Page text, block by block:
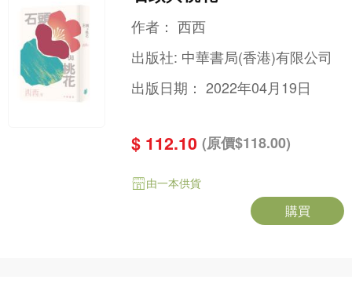
作者：西西
出版社: 中華書局(香港)有限公司
出版日期：2022年04月19日
$ 112.10 (原價$118.00)
由一本供貨
購買